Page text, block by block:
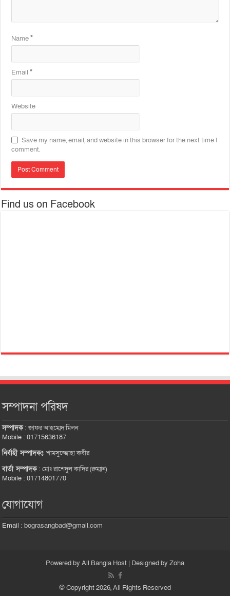
Name*
Email*
Website
Save my name, email, and website in this browser for the next time I
comment.
Find us on Facebook
সম্পাদনা পরিষদ
সম্পাদক:জাফর আহম্মেদ মিলন
Mobile : 01715636187
নির্বাহী সম্পাদকঃশামসুজ্জোহা কবীর
বার্তা সম্পাদক:মোঃ রাশেদুল কাদির (রুম্মান)
Mobile : 01714801770
যোগাযোগ
Email :bograsangbad@gmail.com
Powered by All Bangla Host | Designed by Zoha
© Copyright 2026, All Rights Reserved